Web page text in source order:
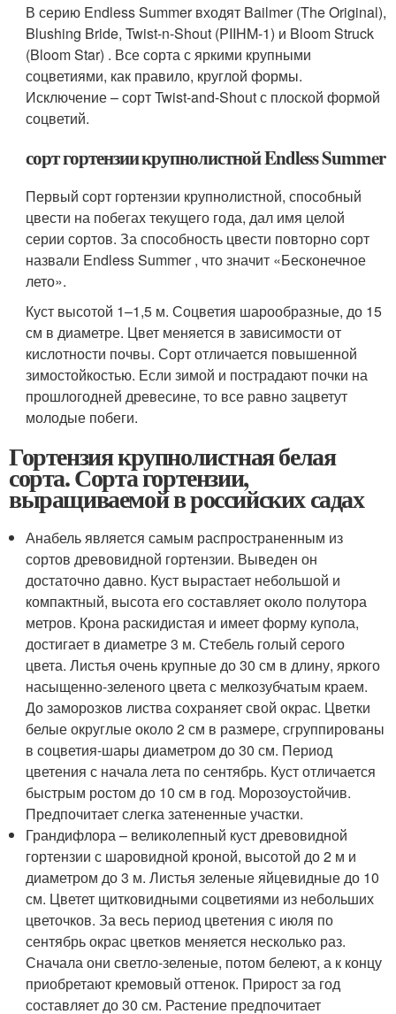
В серию Endless Summer входят Bailmer (The Original),
Blushing Bride, Twist-n-Shout (PIIHM-1) и Bloom Struck
(Bloom Star) . Все сорта с яркими крупными
соцветиями, как правило, круглой формы.
Исключение – сорт Twist-and-Shout с плоской формой
соцветий.
сорт гортензии крупнолистной Endless Summer
Первый сорт гортензии крупнолистной, способный
цвести на побегах текущего года, дал имя целой
серии сортов. За способность цвести повторно сорт
назвали Endless Summer , что значит «Бесконечное
лето».
Куст высотой 1–1,5 м. Соцветия шарообразные, до 15
см в диаметре. Цвет меняется в зависимости от
кислотности почвы. Сорт отличается повышенной
зимостойкостью. Если зимой и пострадают почки на
прошлогодней древесине, то все равно зацветут
молодые побеги.
Гортензия крупнолистная белая
сорта. Сорта гортензии,
выращиваемой в российских садах
Анабель является самым распространенным из
сортов древовидной гортензии. Выведен он
достаточно давно. Куст вырастает небольшой и
компактный, высота его составляет около полутора
метров. Крона раскидистая и имеет форму купола,
достигает в диаметре 3 м. Стебель голый серого
цвета. Листья очень крупные до 30 см в длину, яркого
насыщенно-зеленого цвета с мелкозубчатым краем.
До заморозков листва сохраняет свой окрас. Цветки
белые округлые около 2 см в размере, сгруппированы
в соцветия-шары диаметром до 30 см. Период
цветения с начала лета по сентябрь. Куст отличается
быстрым ростом до 10 см в год. Морозоустойчив.
Предпочитает слегка затененные участки.
Грандифлора – великолепный куст древовидной
гортензии с шаровидной кроной, высотой до 2 м и
диаметром до 3 м. Листья зеленые яйцевидные до 10
см. Цветет щитковидными соцветиями из небольших
цветочков. За весь период цветения с июля по
сентябрь окрас цветков меняется несколько раз.
Сначала они светло-зеленые, потом белеют, а к концу
приобретают кремовый оттенок. Прирост за год
составляет до 30 см. Растение предпочитает